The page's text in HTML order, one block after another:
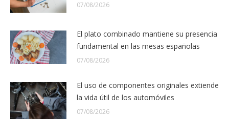
07/08/2026
El plato combinado mantiene su presencia
fundamental en las mesas españolas
07/08/2026
El uso de componentes originales extiende
la vida útil de los automóviles
07/08/2026